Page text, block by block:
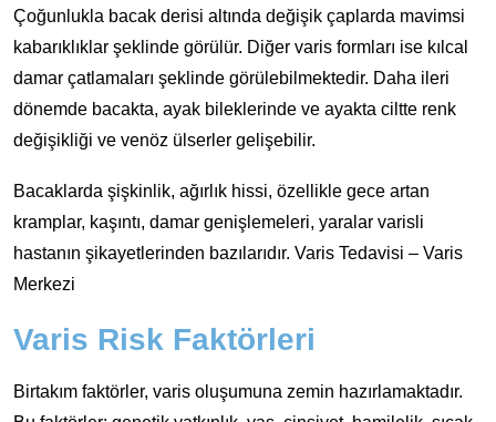
Çoğunlukla bacak derisi altında değişik çaplarda mavimsi
kabarıklıklar şeklinde görülür. Diğer varis formları ise kılcal
damar çatlamaları şeklinde görülebilmektedir. Daha ileri
dönemde bacakta, ayak bileklerinde ve ayakta ciltte renk
değişikliği ve venöz ülserler gelişebilir.
Bacaklarda şişkinlik, ağırlık hissi, özellikle gece artan
kramplar, kaşıntı, damar genişlemeleri, yaralar varisli
hastanın şikayetlerinden bazılarıdır. Varis Tedavisi – Varis
Merkezi
Varis Risk Faktörleri
Birtakım faktörler, varis oluşumuna zemin hazırlamaktadır.